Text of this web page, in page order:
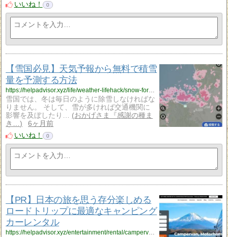
いいね！
0
【雪国必見】天気予報から無料で積雪
量を予測する方法
https://helpadvisor.xyz/life/weather-lifehack/snow-forecast?utm_source=rss&utm_medium=rss&utm_campaign=snow-forecast
雪国では、冬は毎日のように除雪しなければな
りません。 そして、雪が多ければ交通機関に
影響を及ぼしたり…
おかげさま『感謝の種ま
き…
6ヶ月前
いいね！
0
【PR】日本の旅を思う存分楽しめる
ロードトリップに最適なキャンピング
カーレンタル
https://helpadvisor.xyz/entertainment/rental/campervan?utm_source=rss&utm_medium=rss&utm_campaign=campervan